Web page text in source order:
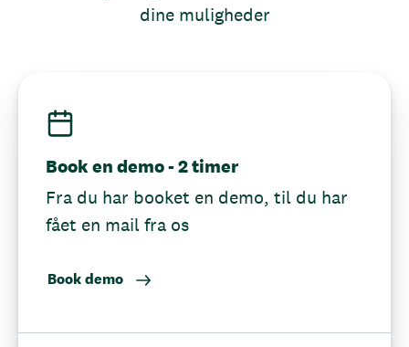
dine muligheder
Book en demo - 2 timer
Fra du har booket en demo, til du har
fået en mail fra os
Book demo